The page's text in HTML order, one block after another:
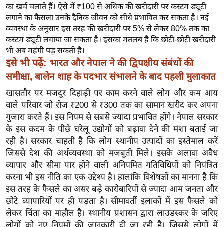
खे
ल
क्रि
के
ट
I
P
L
2
0
2
6
क्रा
इ
म
ई
का खर्च चलाते हैं। ऐसे में ₹100 से अधिक की खरीदारी पर कस्टम ड्यूटी
लगाने का फैसला उनके दैनिक जीवन को सीधे प्रभावित कर सकता है। नई
व्यवस्था के अनुसार इस तरह की खरीदारी पर 5% से लेकर 80% तक का
कस्टम ड्यूटी लगाया जा सकता है। इसका मतलब है कि छोटी-छोटी खरीदारी
भी अब महंगी पड़ सकती है।
इसे भी पढ़ें: भारत और नेपाल ने की द्विपक्षीय संबंधों की
समीक्षा, बालेन शाह के पदभार संभालने के बाद पहली मुलाकात
खासतौर पर मजदूर दिहाड़ी पर काम करने वाले लोग और कम आय
वाले परिवार जो रोज ₹200 से ₹300 तक का सामान खरीद कर अपना
गुजारा करते हैं। इस नियम से सबसे ज्यादा प्रभावित होंगे। नेपाल सरकार
के इस कदम के पीछे घरेलू उद्योगों को बढ़ावा देने की मंशा बताई जा
रही है। सरकार चाहती है कि लोग स्थानीय उत्पादों का इस्तेमाल करें
जिससे देश की अर्थव्यवस्था को मजबूती मिले। इसके अलावा अवैध
व्यापार और सीमा पार होने वाली अनियमित गतिविधियों को नियंत्रित
करना भी इस नीति का एक उद्देश्य है। हालांकि विशेषज्ञों का मानना है कि
इस तरह के फैसले का असर बड़े कारोबारियों से ज्यादा आम जनता और
छोटे व्यापारियों पर ही पड़ता है। सीमावर्ती इलाकों में इस फैसले को
लेकर चिंता का माहौल है। स्थानीय प्रशासन द्वारा लाउडस्कर के जरिए